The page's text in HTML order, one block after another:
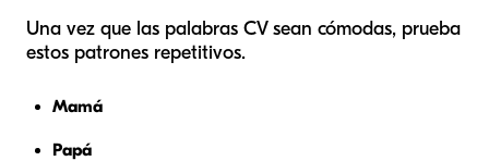
Una vez que las palabras CV sean cómodas, prueba
estos patrones repetitivos.
Mamá
Papá